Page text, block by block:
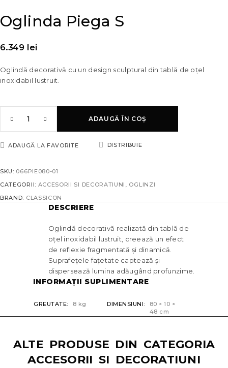
Oglinda Piega S
6.349 lei
Oglindă decorativă cu un design sculptural din tablă de oțel
inoxidabil lustruit.
ADAUGĂ ÎN COȘ
ADAUGĂ LA FAVORITE DISTRIBUIE
SKU: 066PIE080-01
CATEGORII: ACCESORII SI DECORATIUNI , OGLINZI
BRAND: CLASSICON
DESCRIERE
Oglindă decorativă realizată din tablă de
oțel inoxidabil lustruit, creează un efect
de reflexie fragmentată și dinamică.
Suprafețele fațetate captează și
dispersează lumina adăugând profunzime.
INFORMAȚII SUPLIMENTARE
GREUTATE 8 kg DIMENSIUNI
80 × 10 ×
48 cm
ALTE PRODUSE DIN CATEGORIA
ACCESORII SI DECORATIUNI